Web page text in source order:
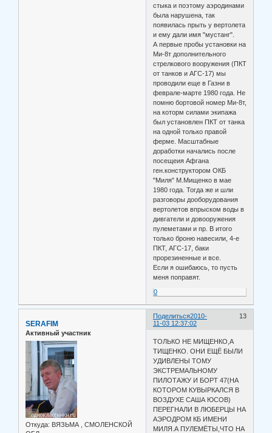
стыка и поэтому аэродинами
была нарушена, так
появилась прыть у вертолета
и ему дали имя "мустанг".
А первые пробы установки на
Ми-8т дополнительного
стрелкового вооружения (ПКТ
от танков и АГС-17) мы
проводили еще в Газни в
феврале-марте 1980 года. Не
помню бортовой номер Ми-8т,
на которм силами экипажа
был установлен ПКТ от танка
на одной только правой
ферме. Масштабные
доработки начались после
посещеия Афгана
ген.конструктором ОКБ
"Миля" М.Мищенко в мае
1980 года. Тогда же и шли
разговоры дооборудования
вертолетов впрыском воды в
дивгатели и довооружения
пулеметами и пр. В итого
только броню навесили, 4-е
ПКТ, АГС-17, баки
прорезиненные и все.
Если я ошибаюсь, то пусть
меня поправят.
0
Поделиться 13
2010-
11-03 12:37:02
SERAFIM
Активный участник
Откуда: ВЯЗЬМА , СМОЛЕНСКОЙ
ТОЛЬКО НЕ МИЩЕНКО,А
ТИЩЕНКО. ОНИ ЕЩЁ БЫЛИ
УДИВЛЕНЫ ТОМУ
ЭКСТРЕМАЛЬНОМУ
ПИЛОТАЖУ И БОРТ 47(НА
КОТОРОМ КУВЫРКАЛСЯ В
ВОЗДУХЕ САША ЮСОВ)
ПЕРЕГНАЛИ В ЛЮБЕРЦЫ НА
АЭРОДРОМ КБ ИМЕНИ
МИЛЯ.А ПУЛЕМЁТЫ,ЧТО НА